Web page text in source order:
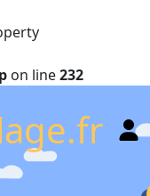
on line232